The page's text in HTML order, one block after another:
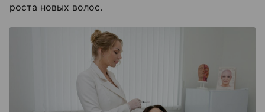
роста новых волос.